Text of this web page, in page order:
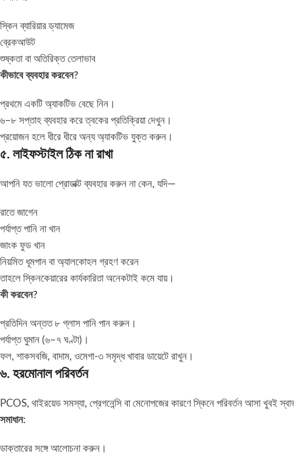
স্কিন ব্যারিয়ার ড্যামেজ
ব্রেকআউট
শুষ্কতা বা অতিরিক্ত তেলাভাব
কীভাবে ব্যবহার করবেন?
প্রথমে একটি অ্যাকটিভ বেছে নিন।
৬–৮ সপ্তাহ ব্যবহার করে ত্বকের প্রতিক্রিয়া দেখুন।
প্রয়োজন হলে ধীরে ধীরে অন্য অ্যাকটিভ যুক্ত করুন।
৫. লাইফস্টাইল ঠিক না রাখা
আপনি যত ভালো প্রোডাক্ট ব্যবহার করুন না কেন, যদি—
রাতে জাগেন
পর্যাপ্ত পানি না খান
জাংক ফুড খান
নিয়মিত ধূমপান বা অ্যালকোহল গ্রহণ করেন
তাহলে স্কিনকেয়ারের কার্যকারিতা অনেকটাই কমে যায়।
কী করবেন?
প্রতিদিন অন্তত ৮ গ্লাস পানি পান করুন।
পর্যাপ্ত ঘুমান (৬–৭ ঘণ্টা)।
ফল, শাকসবজি, বাদাম, ওমেগা-৩ সমৃদ্ধ খাবার ডায়েটে রাখুন।
৬. হরমোনাল পরিবর্তন
PCOS, থাইরয়েড সমস্যা, প্রেগনেন্সি বা মেনোপজের কারণে স্কিনে পরিবর্তন আসা খুবই
সমাধান:
ডাক্তারের সঙ্গে আলোচনা করুন।